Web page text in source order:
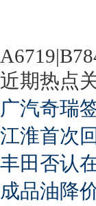
近期热点
广汽奇瑞
江淮首次
丰田否认
成品油降